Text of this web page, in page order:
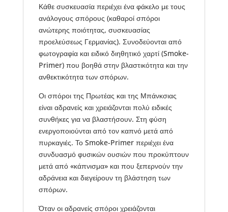
Κάθε συσκευασία περιέχει ένα φάκελο με τους
ανάλογους σπόρους (καθαροί σπόροι
ανώτερης ποιότητας, συσκευασίας
προελεύσεως Γερμανίας). Συνοδεύονται από
φωτογραφία και ειδικό διηθητικό χαρτί (Smoke-
Primer) που βοηθά στην βλαστικότητα και την
ανθεκτικότητα των σπόρων.
Οι σπόροι της Πρωτέας και της Μπάνκσιας
είναι αδρανείς και χρειάζονται πολύ ειδικές
συνθήκες για να βλαστήσουν. Στη φύση
ενεργοποιούνται από τον καπνό μετά από
πυρκαγιές. Το Smoke-Primer περιέχει ένα
συνδυασμό φυσικών ουσιών που προκύπτουν
μετά από «κάπνισμα» και που ξεπερνούν την
αδράνεια και διεγείρουν τη βλάστηση των
σπόρων.
Όταν οι αδρανείς σπόροι χρειάζονται